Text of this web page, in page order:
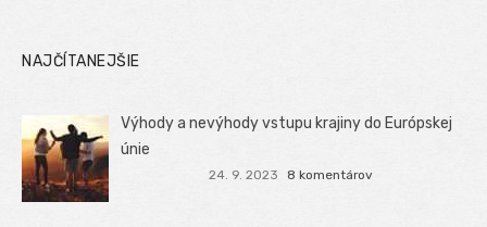
NAJČÍTANEJŠIE
Výhody a nevýhody vstupu krajiny do Európskej
únie
24. 9. 2023 8 komentárov